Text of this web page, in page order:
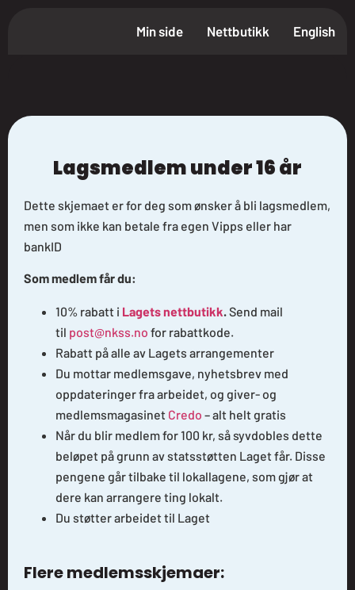
Min side Nettbutikk English
Lagsmedlem under 16 år
Dette skjemaet er for deg som ønsker å bli lagsmedlem,
men som ikke kan betale fra egen Vipps eller har
bankID
Som medlem får du:
10% rabatt i Lagets nettbutikk.Send mail
til post@nkss.no for rabattkode.
Rabatt på alle av Lagets arrangementer
Du mottar medlemsgave, nyhetsbrev med
oppdateringer fra arbeidet, og giver- og
medlemsmagasinet Credo – alt helt gratis
Når du blir medlem for 100 kr, så syvdobles dette
beløpet på grunn av statsstøtten Laget får. Disse
pengene går tilbake til lokallagene, som gjør at
dere kan arrangere ting lokalt.
Du støtter arbeidet til Laget
Flere medlemsskjemaer: